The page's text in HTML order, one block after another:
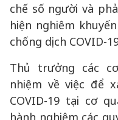
chế số người và
hiện nghiêm
chống dịch COVID-
Thủ trưởng các
nhiệm về việc để
COVID-19 tại cơ
hành nghiêm các